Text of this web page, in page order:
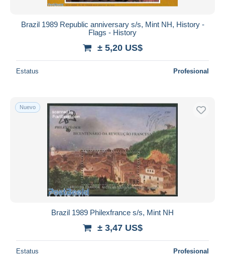
Brazil 1989 Republic anniversary s/s, Mint NH, History -
Flags - History
± 5,20 US$
Estatus Profesional
Nuevo
Brazil 1989 Philexfrance s/s, Mint NH
± 3,47 US$
Estatus Profesional